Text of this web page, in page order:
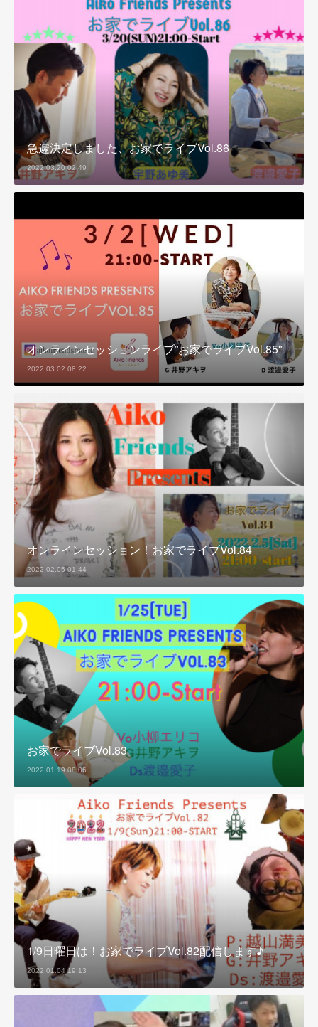
急遽決定しました、お家でライブVol.86
2022.03.20 02:49
オンラインセッションライブ”お家でライブVol.85"
2022.03.02 08:22
オンラインセッション！お家でライブVol.84
2022.02.05 01:44
お家でライブVol.83
2022.01.19 08:06
1/9日曜日は！お家でライブVol.82配信します♪
2022.01.04 19:13